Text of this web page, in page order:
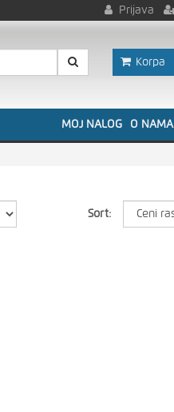
Prijava
Korpa
MOJ NALOG O NAMA
Sort: